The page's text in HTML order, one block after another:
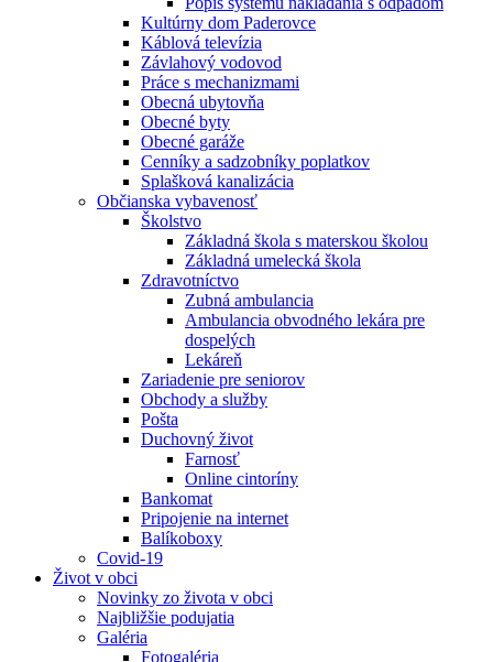
Kultúrny dom Paderovce
Káblová televízia
Závlahový vodovod
Práce s mechanizmami
Obecná ubytovňa
Obecné byty
Obecné garáže
Cenníky a sadzobníky poplatkov
Splašková kanalizácia
Občianska vybavenosť
Školstvo
Základná škola s materskou školou
Základná umelecká škola
Zdravotníctvo
Zubná ambulancia
Ambulancia obvodného lekára pre
dospelých
Lekáreň
Zariadenie pre seniorov
Obchody a služby
Pošta
Duchovný život
Farnosť
Online cintoríny
Bankomat
Pripojenie na internet
Balíkoboxy
Covid-19
Život v obci
Novinky zo života v obci
Najbližšie podujatia
Galéria
Fotogaléria